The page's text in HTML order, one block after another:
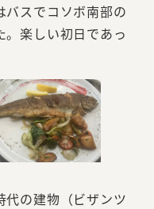
バスでコソボ南部の
楽しい初日であっ
代の建物（ビザンツ